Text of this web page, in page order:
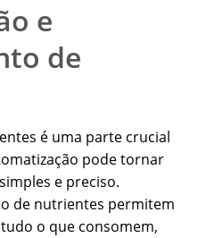
e
de
é uma parte crucial
pode tornar
e preciso.
de nutrientes permitem
o que consomem,